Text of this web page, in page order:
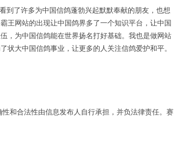
到了许多为中国信鸽蓬勃兴起默默奉献的朋友，也想
王网站的出现让中国鸽界多了一个知识平台，让中国
，为中国信鸽能在世界扬名打好基础。我也是做网站
状大中国信鸽事业，让更多的人关注信鸽爱护和平。
和合法性由信息发布人自行承担，并负法律责任。赛